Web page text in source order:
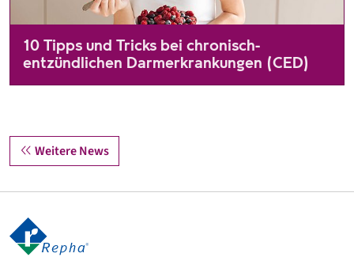
10 Tipps und Tricks bei chronisch-
entzündlichen Darmerkrankungen (CED)
Über 500.000 Menschen sind in Deutschland von einer
Weitere News